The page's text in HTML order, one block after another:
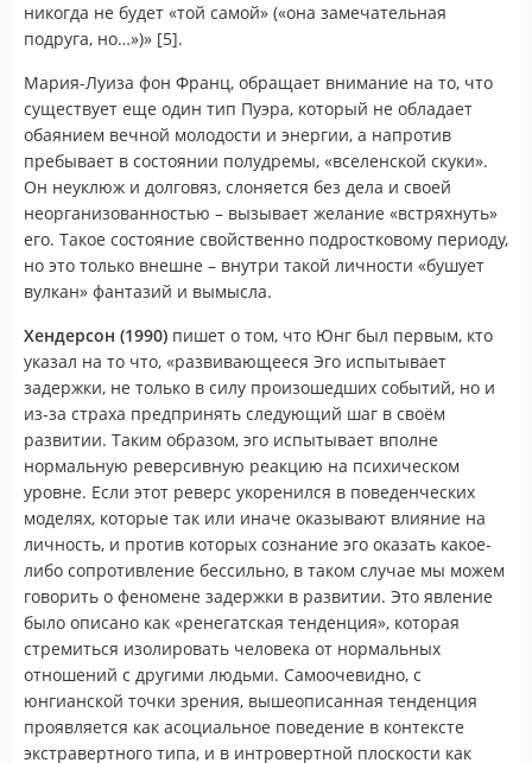
никогда не будет «той самой» («она замечательная
подруга, но…»)» [5].
Мария-Луиза фон Франц, обращает внимание на то, что
существует еще один тип Пуэра, который не обладает
обаянием вечной молодости и энергии, а напротив
пребывает в состоянии полудремы, «вселенской скуки».
Он неуклюж и долговяз, слоняется без дела и своей
неорганизованностью – вызывает желание «встряхнуть»
его. Такое состояние свойственно подростковому периоду,
но это только внешне – внутри такой личности «бушует
вулкан» фантазий и вымысла.
Хендерсон (1990) пишет о том, что Юнг был первым, кто
указал на то что, «развивающееся Эго испытывает
задержки, не только в силу произошедших событий, но и
из-за страха предпринять следующий шаг в своём
развитии. Таким образом, эго испытывает вполне
нормальную реверсивную реакцию на психическом
уровне. Если этот реверс укоренился в поведенческих
моделях, которые так или иначе оказывают влияние на
личность, и против которых сознание эго оказать какое-
либо сопротивление бессильно, в таком случае мы можем
говорить о феномене задержки в развитии. Это явление
было описано как «ренегатская тенденция», которая
стремиться изолировать человека от нормальных
отношений с другими людьми. Самоочевидно, с
юнгианской точки зрения, вышеописанная тенденция
проявляется как асоциальное поведение в контексте
экстравертного типа, и в интровертной плоскости как